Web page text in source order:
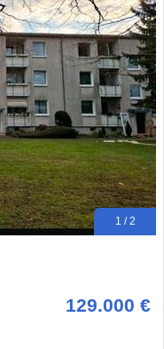
1 / 2
129.000 €